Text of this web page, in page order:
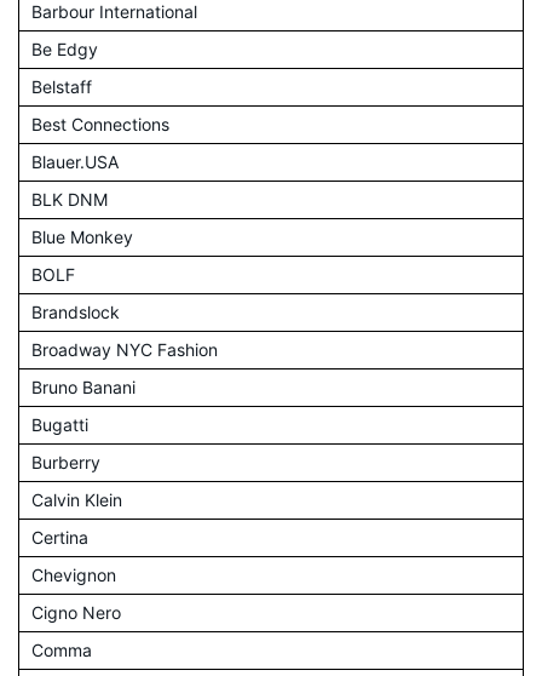
Barbour International
Be Edgy
Belstaff
Best Connections
Blauer.USA
BLK DNM
Blue Monkey
BOLF
Brandslock
Broadway NYC Fashion
Bruno Banani
Bugatti
Burberry
Calvin Klein
Certina
Chevignon
Cigno Nero
Comma